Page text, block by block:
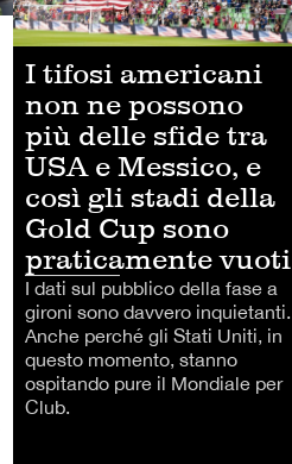
I tifosi americani
non ne possono
più delle sfide tra
USA e Messico, e
così gli stadi della
Gold Cup sono
praticamente vuoti
I dati sul pubblico della fase a
gironi sono davvero inquietanti.
Anche perché gli Stati Uniti, in
questo momento, stanno
ospitando pure il Mondiale per
Club.